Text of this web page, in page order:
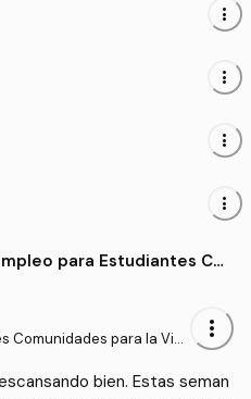
more_vert
more_vert
more_vert
more_vert
para Estudiantes Co
Comunidades para la Vid
more_vert
bien. Estas seman